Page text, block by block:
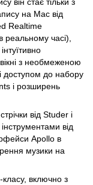
він стає тільки з
на Mac від
Realtime
реальному часі),
з необмеженою
доступом до набору
і розширень
від Studer і
від
Apollo в
музики на
включно з